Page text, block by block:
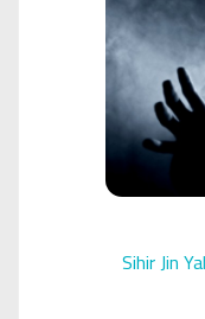
Sihir Jin